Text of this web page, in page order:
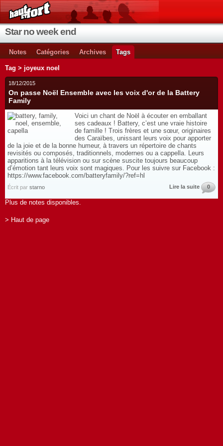
Star no week end
Notes Catégories Archives Tags
Tag > joyeux noel
18/12/2015
On passe Noël Ensemble avec les voix d'or de la Battery
Family
Voici un chant de Noël à écouter en emballant
ses cadeaux ! Battery, c’est une vraie histoire
de famille ! Trois frères et une sœur, originaires
des Caraïbes, unissant leurs voix pour apporter
de la joie et de la bonne humeur, à travers un répertoire de chants
revisités ou composés, traditionnels, modernes ou a cappella. Leurs
apparitions à la télévision ou sur scène suscite toujours beaucoup
d’émotion tant leurs voix sont magiques. Pour les suivre sur Facebook :
https://www.facebook.com/batteryfamily/?ref=hl
Écrit par starno Lire la suite 0
Plus de notes disponibles.
> Haut de page